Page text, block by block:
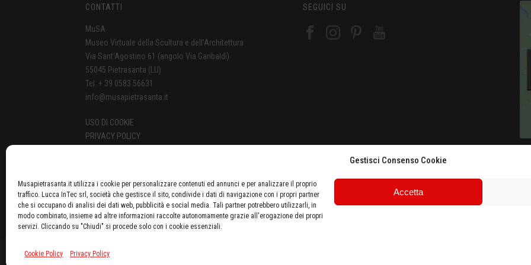
Gestisci Consenso Cookie
Musapietrasanta.it utilizza i cookie per personalizzare contenuti ed annunci e per analizzare il proprio
traffico. Lucca InTec srl, società che gestisce il sito, condivide i dati di navigazione con i propri partner
che si occupano di analisi dei dati web, pubblicità e social media. Tali partner potrebbero utilizzarli, in
modo combinato, insieme ad altre informazioni raccolte autonomamente grazie all'erogazione dei propri
servizi. Cliccando su "Chiudi" si procede solo con i cookie essenziali.
Accetta
Cookie Policy Privacy Policy
CONTATTI
MuSA
Museo Virtuale della Scultura e dell'Architettura
Via Sant'Agostino 61 (angolo Via Garibaldi)
55045 Pietrasanta (LU)
Tel. + 39 0583 56631
info@musapietrasanta.it
USO DI COOKIE
PRIVACY POLICY
SEGUICI SU